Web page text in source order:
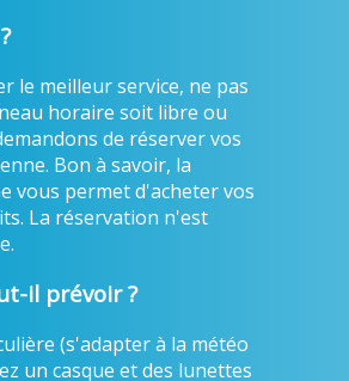
le meilleur service, ne pas
horaire soit libre ou
de réserver vos
Bon à savoir, la
vous permet d'acheter vos
La réservation n'est
il prévoir ?
(s'adapter à la météo
un casque et des lunettes